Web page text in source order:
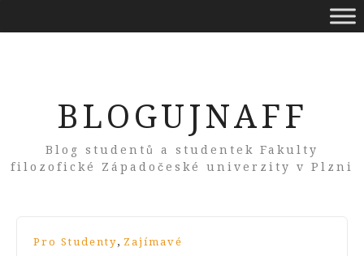
BLOGUJNAFF
Blog studentů a studentek Fakulty
filozofické Západočeské univerzity v Plzni
Pro Studenty, Zajímavé